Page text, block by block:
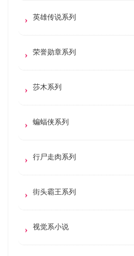
英雄传说系列
荣誉勋章系列
莎木系列
蝙蝠侠系列
行尸走肉系列
街头霸王系列
视觉系小说